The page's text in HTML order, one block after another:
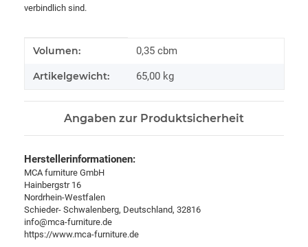
verbindlich sind.
Produkteigenschaft
Wert
Volumen: 0,35 cbm
Artikelgewicht: 65,00 kg
Angaben zur Produktsicherheit
Herstellerinformationen:
MCA furniture GmbH
Hainbergstr 16
Nordrhein-Westfalen
Schieder- Schwalenberg, Deutschland, 32816
info@mca-furniture.de
https://www.mca-furniture.de